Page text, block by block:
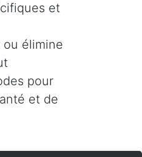
et
élimine
pour
et de